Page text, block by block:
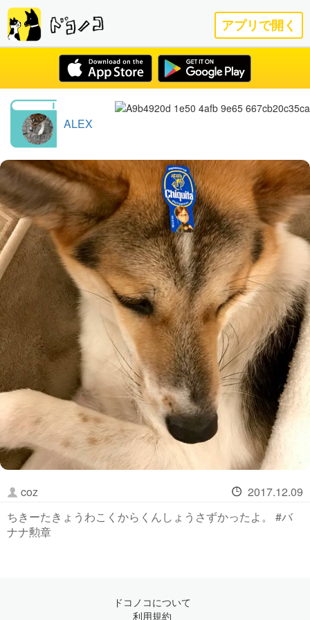
アプリで開く
ALEX
coz
2017.12.09
ちきーたきょうわこくからくんしょうさずかったよ。 #バ
ナナ勲章
ドコノコについて
利用規約